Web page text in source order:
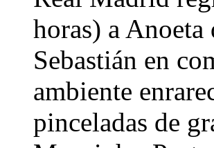
horas) a Anoeta
Sebastián en
ambiente
pinceladas de